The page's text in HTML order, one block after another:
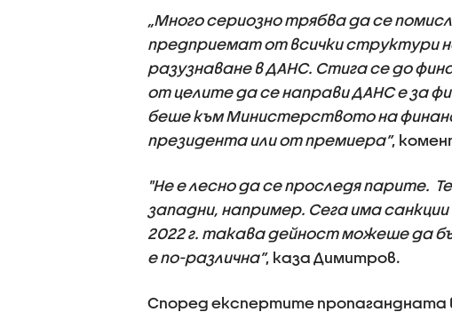
„Много сериозно трябва да се
предприемат от всички структури
разузнаване в ДАНС. Стига се до
от целите да се направи ДАНС е за
беше към Министерството на
президента или от премиера”,
"Не е лесно да се проследя парите.
западни, например. Сега има
2022 г. такава дейност можеше да
е по-различна”, каза Димитров.
Според експертите пропагандната